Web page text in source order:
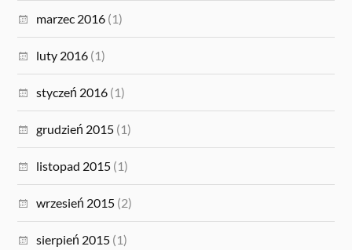
marzec 2016 (1)
luty 2016 (1)
styczeń 2016 (1)
grudzień 2015 (1)
listopad 2015 (1)
wrzesień 2015 (2)
sierpień 2015 (1)